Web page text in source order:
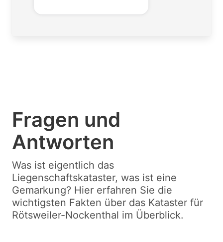
Fragen und
Antworten
Was ist eigentlich das
Liegenschaftskataster, was ist eine
Gemarkung? Hier erfahren Sie die
wichtigsten Fakten über das Kataster für
Rötsweiler-Nockenthal im Überblick.